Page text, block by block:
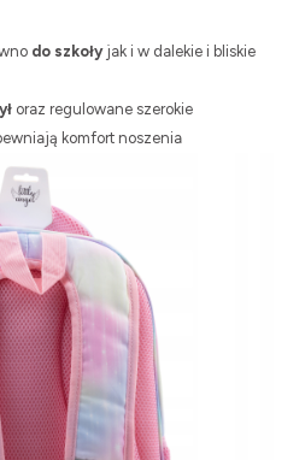
do szkołyjak i w dalekie i bliskie
oraz regulowane szerokie
komfort noszenia